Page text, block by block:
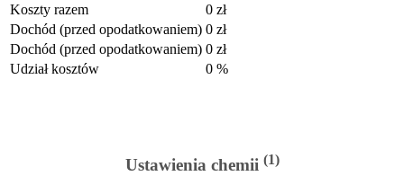
Koszty razem
0 zł
Dochód (przed opodatkowaniem) 0 zł
Dochód (przed opodatkowaniem) 0 zł
Udział kosztów
0 %
Ustawienia chemii (1)